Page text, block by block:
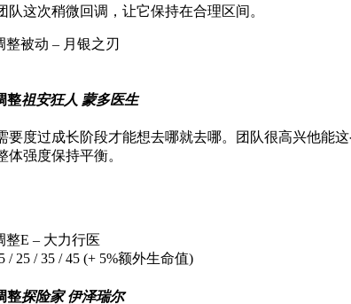
这次稍微回调，让它保持在合理区间。
被动 – 月银之刃
祖安狂人 蒙多医生
过成长阶段才能想去哪就去哪。团队很高兴他能
强度保持平衡。
E – 大力行医
/ 35 / 45 (+ 5%额外生命值)
探险家 伊泽瑞尔